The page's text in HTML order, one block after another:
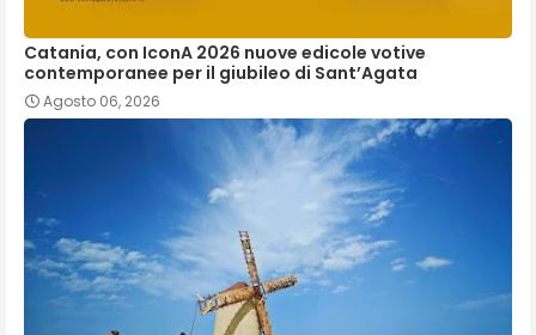
Catania, con IconA 2026 nuove edicole votive
contemporanee per il giubileo di Sant’Agata
Agosto 06, 2026